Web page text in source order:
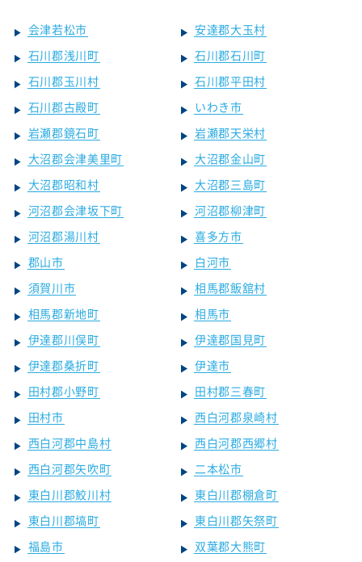
会津若松市
安達郡大玉村
石川郡浅川町
石川郡石川町
石川郡玉川村
石川郡平田村
石川郡古殿町
いわき市
岩瀬郡鏡石町
岩瀬郡天栄村
大沼郡会津美里町
大沼郡金山町
大沼郡昭和村
大沼郡三島町
河沼郡会津坂下町
河沼郡柳津町
河沼郡湯川村
喜多方市
郡山市
白河市
須賀川市
相馬郡飯舘村
相馬郡新地町
相馬市
伊達郡川俣町
伊達郡国見町
伊達郡桑折町
伊達市
田村郡小野町
田村郡三春町
田村市
西白河郡泉崎村
西白河郡中島村
西白河郡西郷村
西白河郡矢吹町
二本松市
東白川郡鮫川村
東白川郡棚倉町
東白川郡塙町
東白川郡矢祭町
福島市
双葉郡大熊町